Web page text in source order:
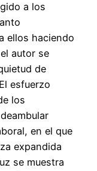
a los
ellos haciendo
autor se
de
esfuerzo
los
en el que
expandida
se muestra